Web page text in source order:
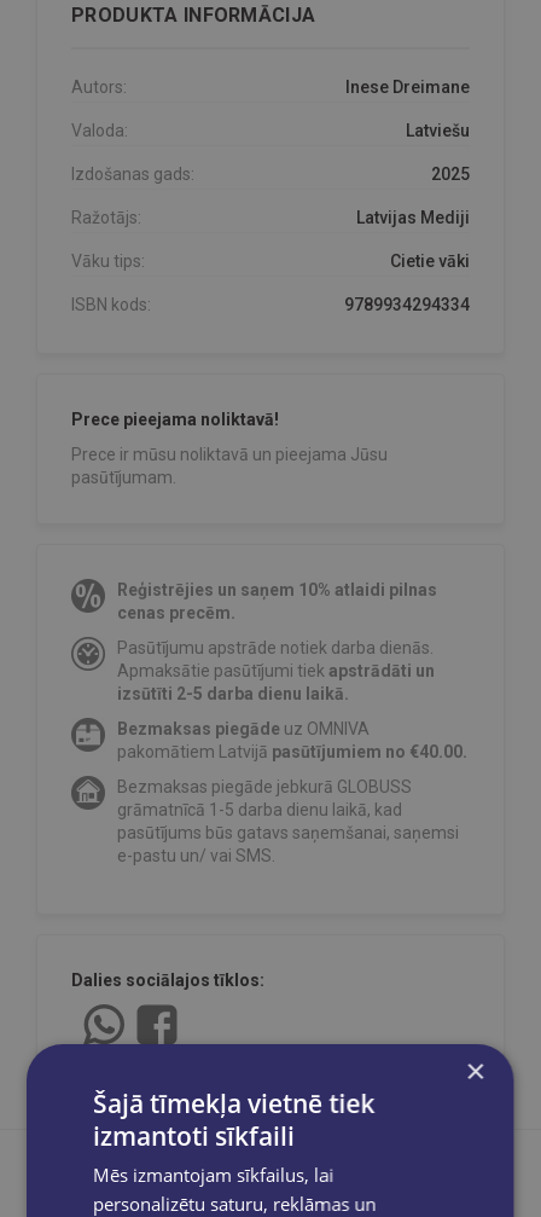
PRODUKTA INFORMĀCIJA
Autors: Inese Dreimane
Valoda: Latviešu
Izdošanas gads: 2025
Ražotājs: Latvijas Mediji
Vāku tips: Cietie vāki
ISBN kods: 9789934294334
Prece pieejama noliktavā!
Prece ir mūsu noliktavā un pieejama Jūsu
pasūtījumam.
Reģistrējies un saņem 10% atlaidi pilnas
cenas precēm.
Pasūtījumu apstrāde notiek darba dienās.
Apmaksātie pasūtījumi tiek apstrādāti un
izsūtīti 2-5 darba dienu laikā.
Bezmaksas piegāde uz OMNIVA
pakomātiem Latvijā pasūtījumiem no €40.00.
Bezmaksas piegāde jebkurā GLOBUSS
grāmatnīcā 1-5 darba dienu laikā, kad
pasūtījums būs gatavs saņemšanai, saņemsi
e-pastu un/ vai SMS.
Dalies sociālajos tīklos:
×
Šajā tīmekļa vietnē tiek
izmantoti sīkfaili
Mēs izmantojam sīkfailus, lai
personalizētu saturu, reklāmas un